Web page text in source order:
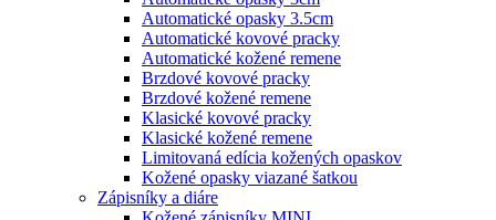
Automatické opasky 3.5cm
Automatické kovové pracky
Automatické kožené remene
Brzdové kovové pracky
Brzdové kožené remene
Klasické kovové pracky
Klasické kožené remene
Limitovaná edícia kožených opaskov
Kožené opasky viazané šatkou
Zápisníky a diáre